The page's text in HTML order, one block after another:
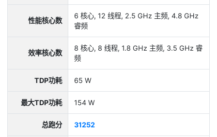
性能核心数
6 核心, 12 线程, 2.5 GHz 主频, 4.8 GHz
睿频
效率核心数
8 核心, 8 线程, 1.8 GHz 主频, 3.5 GHz 睿
频
TDP功耗 65 W
最大TDP功耗 154 W
总跑分 31252